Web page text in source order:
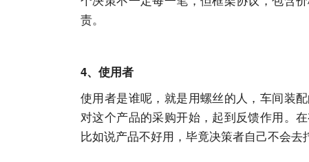
责。
4、使用者
使用者是谁呢，就是用螺丝的人，车间装
对这个产品的采购开始，起到反馈作用。
比如说产品不好用，毕竟决策者自己不会去